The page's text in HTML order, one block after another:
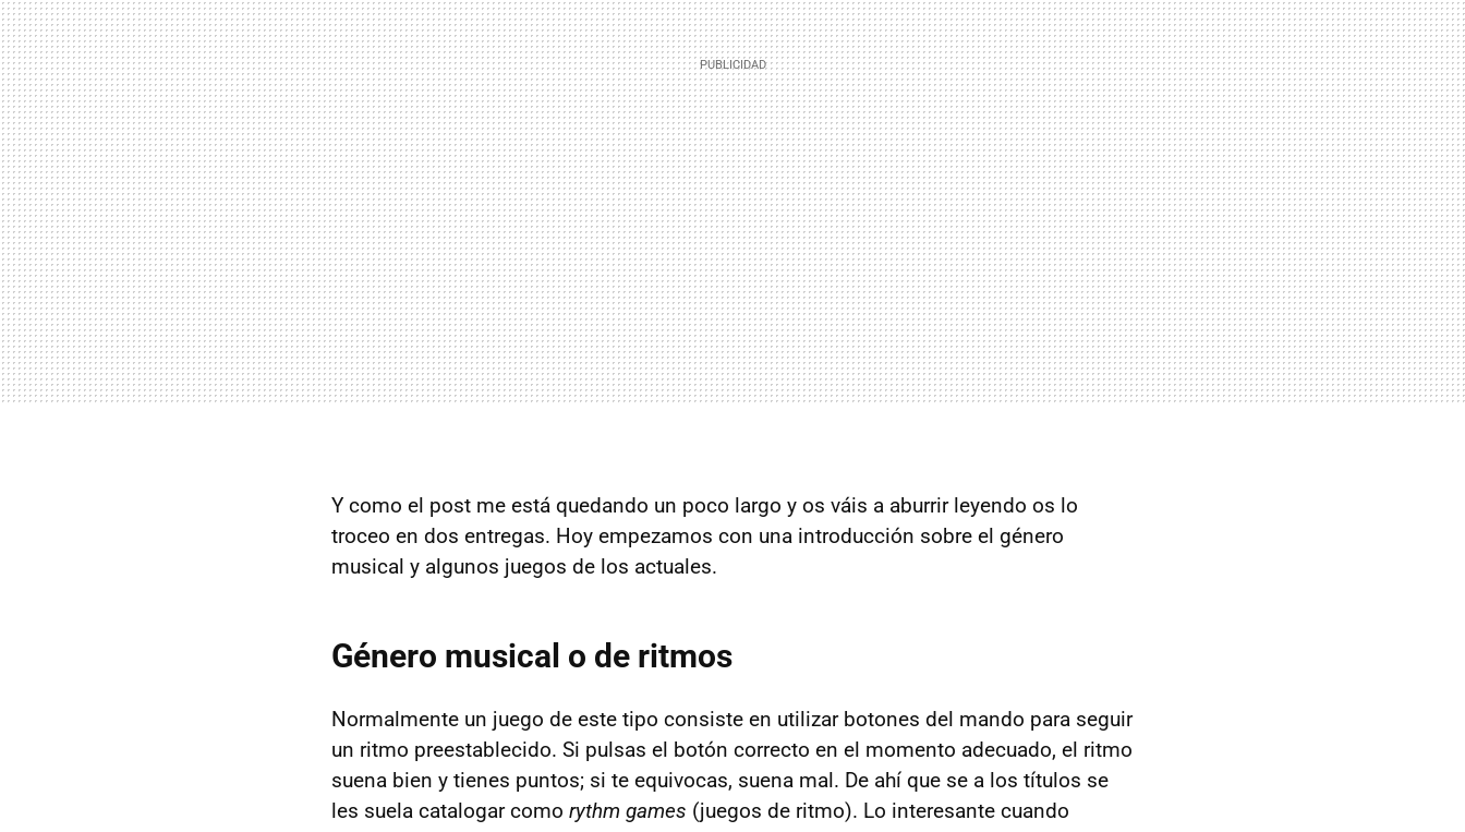
Y como el post me está quedando un poco largo y os váis a aburrir leyendo os lo
troceo en dos entregas. Hoy empezamos con una introducción sobre el género
musical y algunos juegos de los actuales.
Género musical o de ritmos
Normalmente un juego de este tipo consiste en utilizar botones del mando para seguir
un ritmo preestablecido. Si pulsas el botón correcto en el momento adecuado, el ritmo
suena bien y tienes puntos; si te equivocas, suena mal. De ahí que se a los títulos se
les suela catalogar como rythm games (juegos de ritmo). Lo interesante cuando